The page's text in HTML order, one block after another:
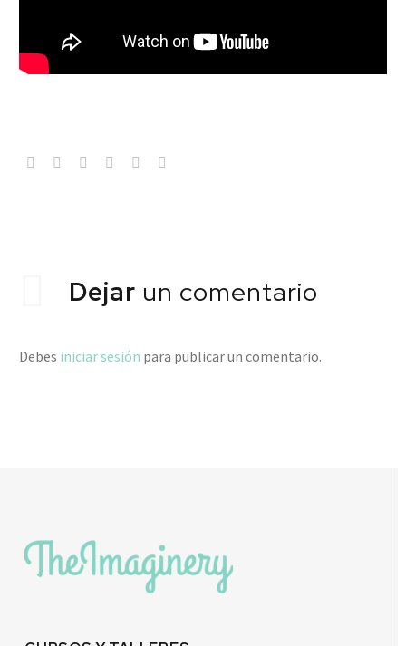
Dejar un comentario
Debes iniciar sesión para publicar un comentario.